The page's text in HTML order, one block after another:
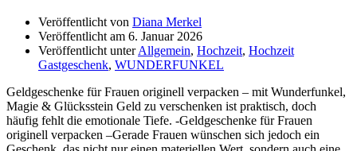
Veröffentlicht von Diana Merkel
Veröffentlicht am 6. Januar 2026
Veröffentlicht unterAllgemein, Hochzeit, Hochzeit
Gastgeschenk, WUNDERFUNKEL
Geldgeschenke für Frauen originell verpacken – mit Wunderfunkel,
Magie & Glücksstein Geld zu verschenken ist praktisch, doch
häufig fehlt die emotionale Tiefe. -Geldgeschenke für Frauen
originell verpacken –Gerade Frauen wünschen sich jedoch ein